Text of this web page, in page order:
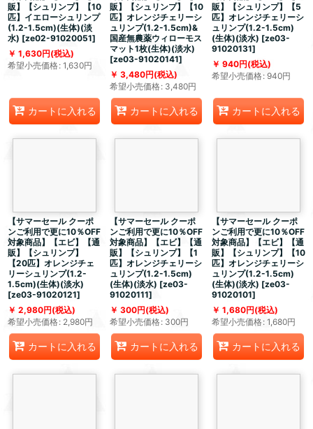
販】【シュリンプ】【10
匹】イエローシュリンプ
(1.2-1.5cm)(生体)(淡
水) [ze02-91020051]
1,630円(税込)
希望小売価格: 1,630円
カートに入れる
販】【シュリンプ】【10
匹】オレンジチェリーシ
ュリンプ(1.2-1.5cm)&
国産無農薬ウィローモス
マット1枚(生体)(淡水)
[ze03-91020141]
3,480円(税込)
希望小売価格: 3,480円
カートに入れる
販】【シュリンプ】【5
匹】オレンジチェリーシ
ュリンプ(1.2-1.5cm)
(生体)(淡水) [ze03-
91020131]
940円(税込)
希望小売価格: 940円
カートに入れる
【サマーセール クーポ
ンご利用で更に10％OFF
対象商品】【エビ】【通
販】【シュリンプ】
【20匹】オレンジチェ
リーシュリンプ(1.2-
1.5cm)(生体)(淡水)
[ze03-91020121]
2,980円(税込)
希望小売価格: 2,980円
カートに入れる
【サマーセール クーポ
ンご利用で更に10％OFF
対象商品】【エビ】【通
販】【シュリンプ】【1
匹】オレンジチェリーシ
ュリンプ(1.2-1.5cm)
(生体)(淡水) [ze03-
91020111]
300円(税込)
希望小売価格: 300円
カートに入れる
【サマーセール クーポ
ンご利用で更に10％OFF
対象商品】【エビ】【通
販】【シュリンプ】【10
匹】オレンジチェリーシ
ュリンプ(1.2-1.5cm)
(生体)(淡水) [ze03-
91020101]
1,680円(税込)
希望小売価格 : 1,680円
カートに入れる